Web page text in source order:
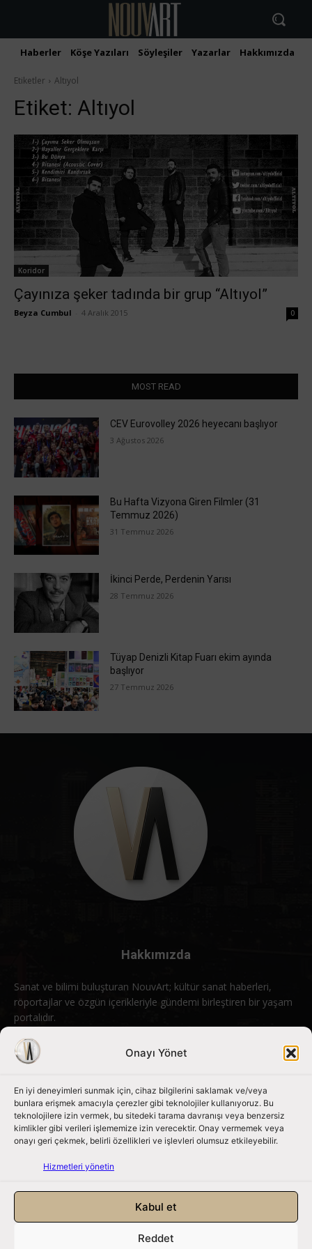
Onayı Yönet
En iyi deneyimleri sunmak için, cihaz bilgilerini saklamak ve/veya
bunlara erişmek amacıyla çerezler gibi teknolojiler kullanıyoruz. Bu
teknolojilere izin vermek, bu sitedeki tarama davranışı veya benzersiz
kimlikler gibi verileri işlememize izin verecektir. Onay vermemek veya
onayı geri çekmek, belirli özellikleri ve işlevleri olumsuz etkileyebilir.
Hizmetleri yönetin
Kabul et
Reddet
Haberler Köşe Yazıları Söyleşiler Yazarlar Hakkımızda
Etiketler Altıyol
Etiket: Altıyol
Koridor
Çayınıza şeker tadında bir grup “Altıyol”
Beyza Cumbul 4 Aralık 2015 0
MOST READ
CEV Eurovolley 2026 heyecanı başlıyor
3 Ağustos 2026
Bu Hafta Vizyona Giren Filmler (31
Temmuz 2026)
31 Temmuz 2026
İkinci Perde, Perdenin Yarısı
28 Temmuz 2026
Tüyap Denizli Kitap Fuarı ekim ayında
başlıyor
27 Temmuz 2026
Hakkımızda
Sanat ve bilimi buluşturan NouvArt; kültür sanat haberleri,
röportajlar ve özgün içerikleriyle gündemi birleştiren bir yaşam
portalıdır.
Bizimle iletişime geçin: info@nouvart.net
Bizi Takip Edin